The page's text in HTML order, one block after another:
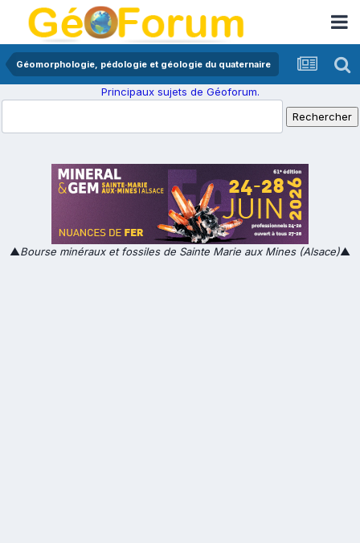
Géomorphologie, pédologie et géologie du quaternaire
Principaux sujets de Géoforum.
▲Bourse minéraux et fossiles de Sainte Marie aux Mines (Alsace)▲